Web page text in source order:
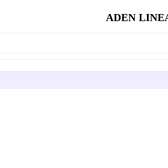
ADEN